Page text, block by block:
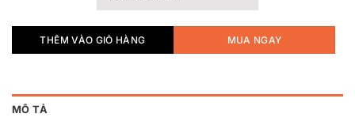
THÊM VÀO GIỎ HÀNG MUA NGAY
MÔ TẢ